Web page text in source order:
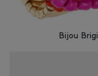
Bijou